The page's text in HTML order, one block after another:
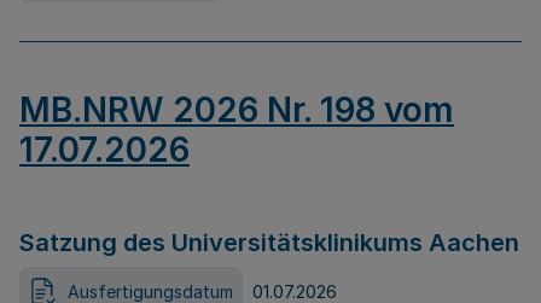
MB.NRW 2026 Nr. 198 vom
17.07.2026
Satzung des Universitätsklinikums Aachen
Ausfertigungsdatum 01.07.2026